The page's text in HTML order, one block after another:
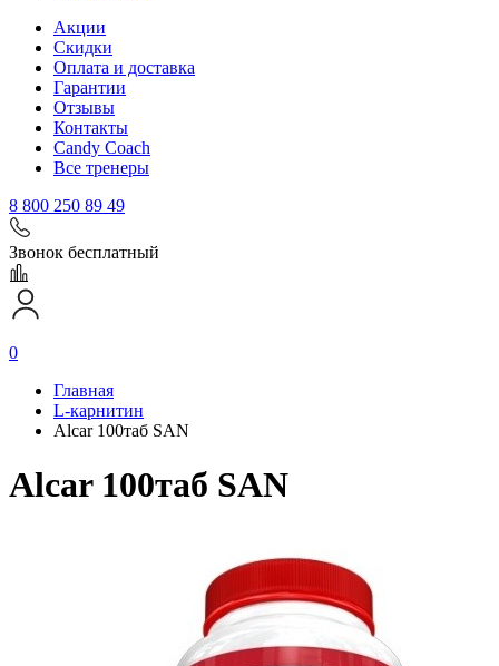
Акции
Скидки
Оплата и доставка
Гарантии
Отзывы
Контакты
Candy Coach
Все тренеры
8 800 250 89 49
Звонок бесплатный
0
Главная
L-карнитин
Alcar 100таб SAN
Alcar 100таб SAN